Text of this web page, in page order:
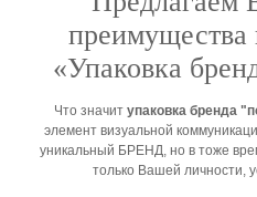
преимущества
«Упаковка
Что значит упаковка бренда
элемент визуальной
уникальный БРЕНД, но в тоже
только Вашей личности,